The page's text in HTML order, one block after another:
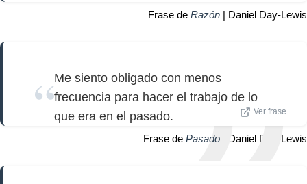
Frase de Razón | Daniel Day-Lewis
Me siento obligado con menos
frecuencia para hacer el trabajo de lo
que era en el pasado.
Ver frase
Frase de Pasado | Daniel Day-Lewis